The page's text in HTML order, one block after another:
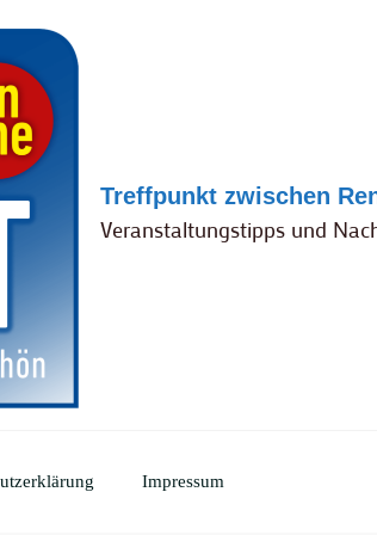
Treffpunkt zwischen
Veranstaltungstipps und
Impressum